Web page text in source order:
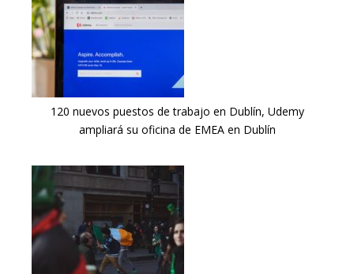
120 nuevos puestos de trabajo en Dublín, Udemy
ampliará su oficina de EMEA en Dublín